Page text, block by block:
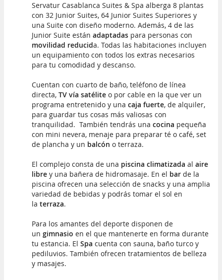
Servatur Casablanca Suites & Spa alberga 8 plantas
con 32 Junior Suites, 64 Junior Suites Superiores y
una Suite con diseño moderno. Además, 4 de las
Junior Suite están adaptadas para personas con
movilidad reducida. Todas las habitaciones incluyen
un equipamiento con todos los extras necesarios
para tu comodidad y descanso.
Cuentan con cuarto de baño, teléfono de línea
directa, TV vía satélite o por cable en la que ver un
programa entretenido y una caja fuerte, de alquiler,
para guardar tus cosas más valiosas con
tranquilidad. También tendrás una cocina pequeña
con mini nevera, menaje para preparar té o café, set
de plancha y un balcón o terraza.
El complejo consta de una piscina climatizada al aire
libre y una bañera de hidromasaje. En el bar de la
piscina ofrecen una selección de snacks y una amplia
variedad de bebidas y podrás tomar el sol en
la terraza.
Para los amantes del deporte disponen de
un gimnasio en el que mantenerte en forma durante
tu estancia. El Spa cuenta con sauna, baño turco y
pediluvios. También ofrecen tratamientos de belleza
y masajes.